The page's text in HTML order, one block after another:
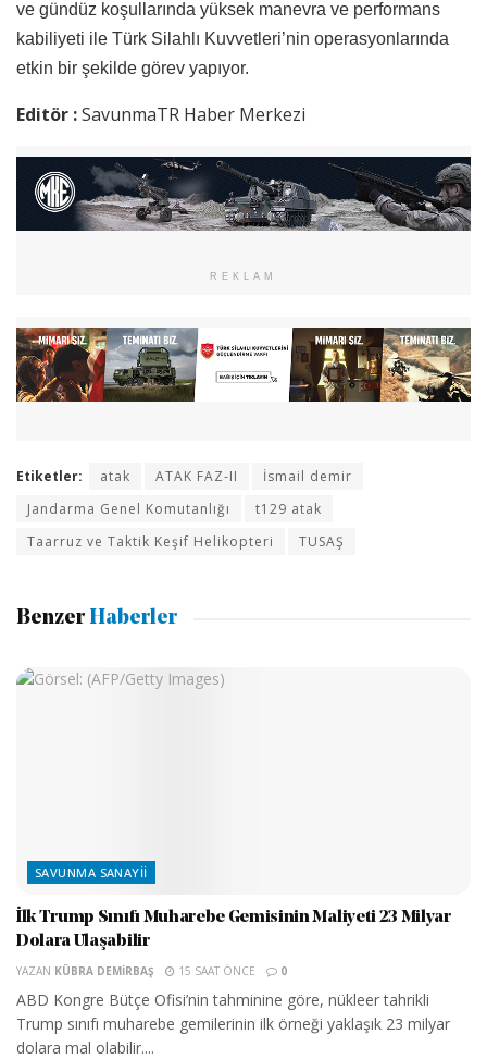
ve gündüz koşullarında yüksek manevra ve performans
kabiliyeti ile Türk Silahlı Kuvvetleri’nin operasyonlarında
etkin bir şekilde görev yapıyor.
Editör :SavunmaTR Haber Merkezi
REKLAM
Etiketler: atak ATAK FAZ-II
İsmail demir
Jandarma Genel Komutanlığı
t129 atak
Taarruz ve Taktik Keşif Helikopteri
TUSAŞ
Benzer Haberler
SAVUNMA SANAYII
İlk Trump Sınıfı Muharebe Gemisinin Maliyeti 23 Milyar
Dolara Ulaşabilir
YAZAN KÜBRA DEMIRBAŞ 15 SAAT ÖNCE 0
ABD Kongre Bütçe Ofisi’nin tahminine göre, nükleer tahrikli
Trump sınıfı muharebe gemilerinin ilk örneği yaklaşık 23 milyar
dolara mal olabilir....